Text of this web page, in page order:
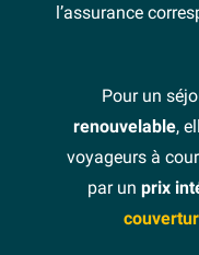
l’assurance
Pour un
renouvelable,
voyageurs à
par un prix